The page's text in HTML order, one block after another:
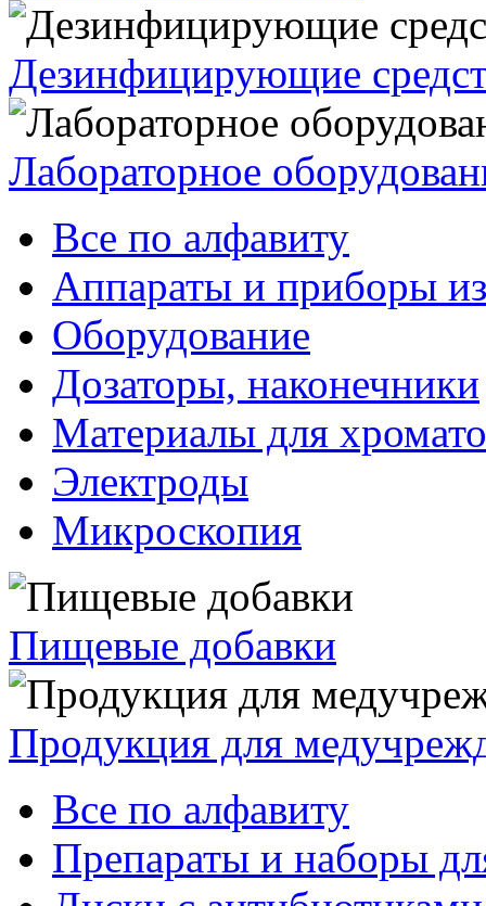
Дезинфицирующие
Лабораторное
Все по алфавиту
Аппараты и приборы из
Оборудование
Дозаторы, наконечники
Материалы для
Электроды
Микроскопия
Пищевые добавки
Продукция для
Все по алфавиту
Препараты и наборы